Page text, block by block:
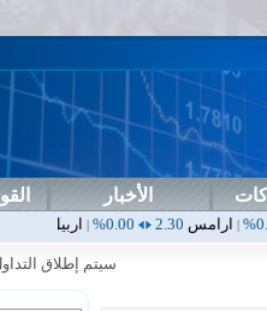
الأخبار
|اربيل 0.00%
سيتم إطلاق التداول